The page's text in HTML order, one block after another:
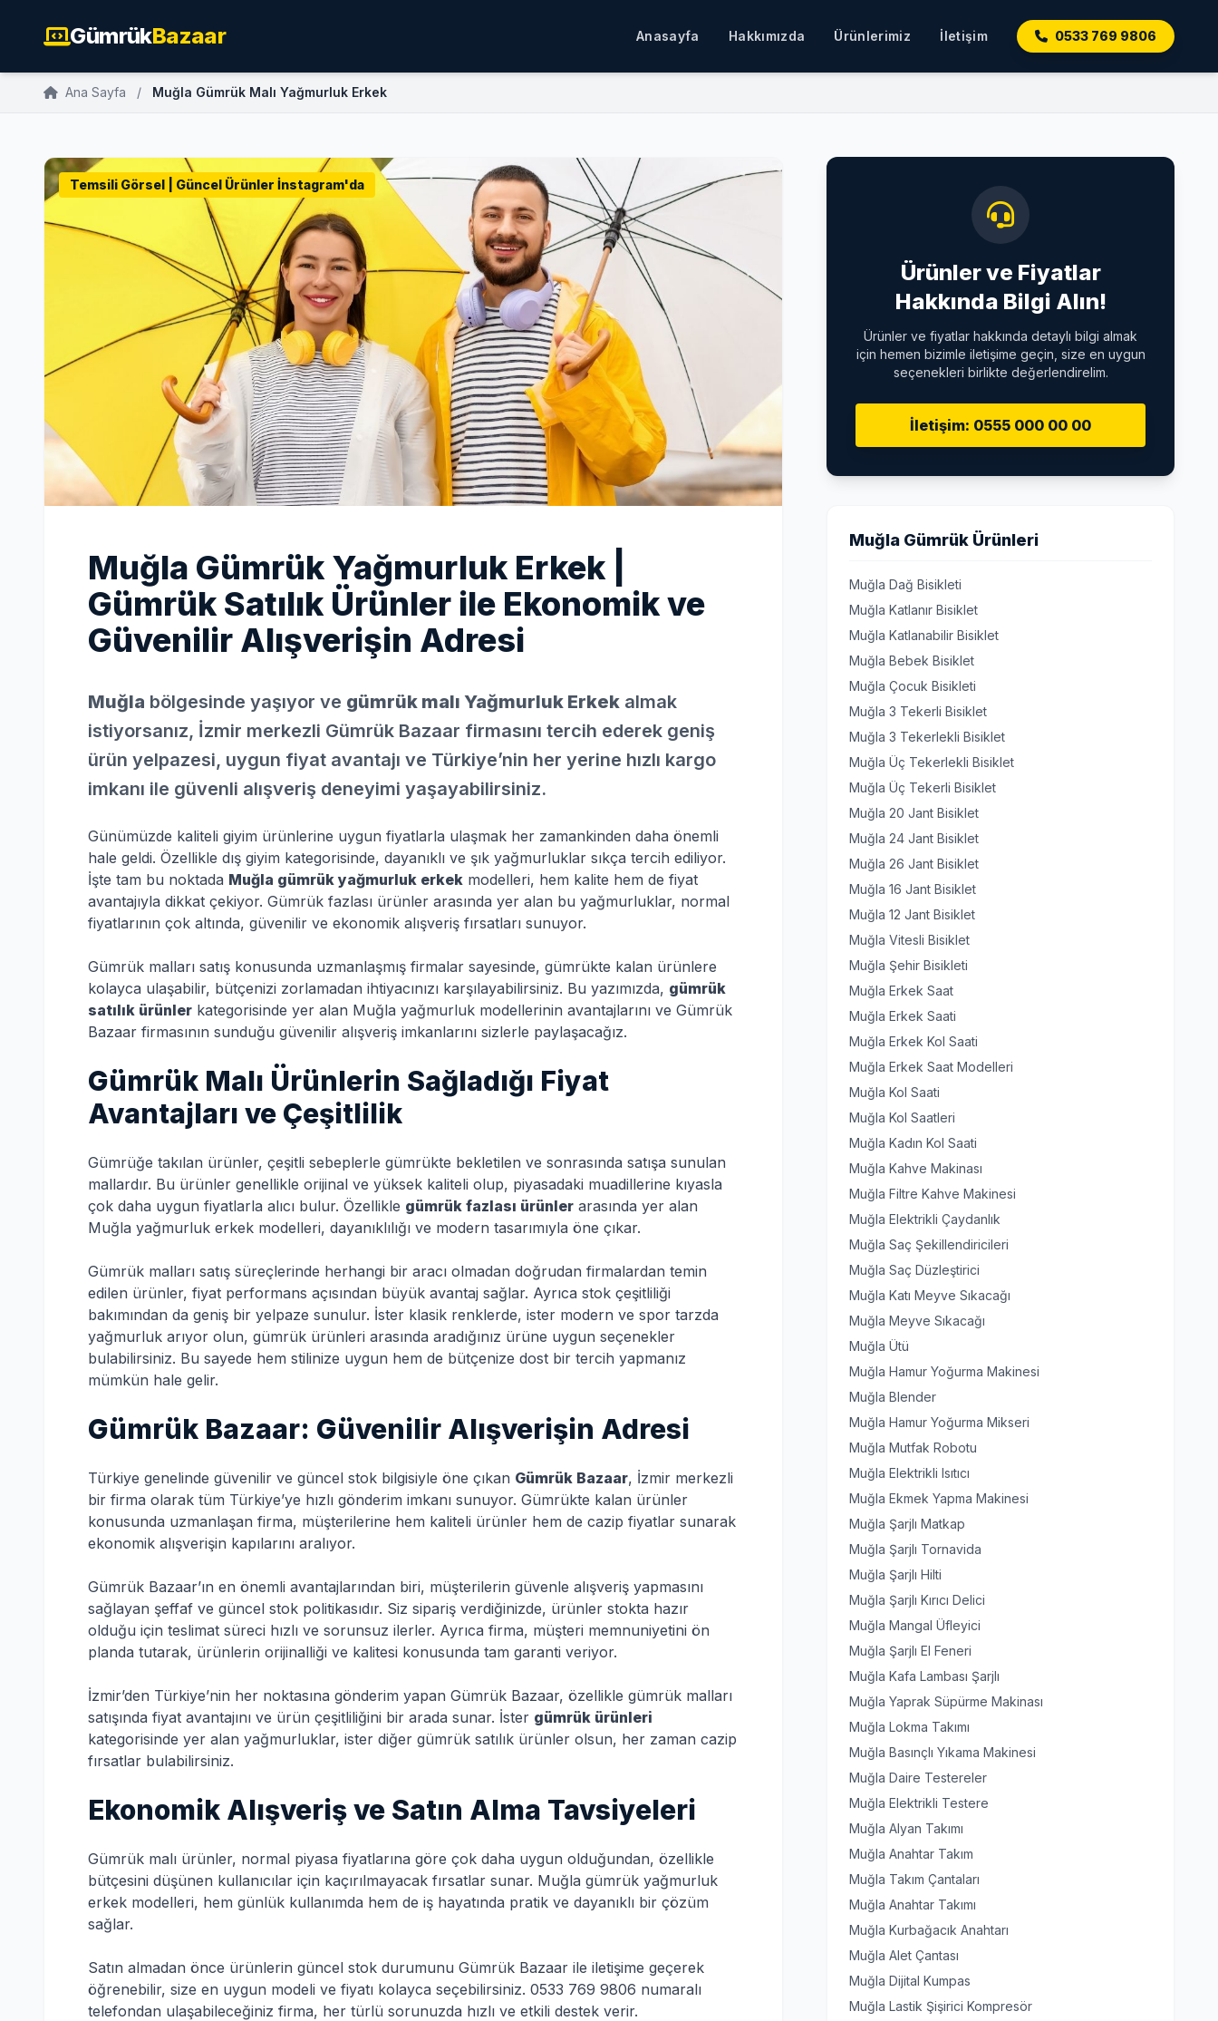
GümrükBazaar Anasayfa Hakkımızda Ürünlerimiz İletişim 0533 769 9806
Ana Sayfa / Muğla Gümrük Malı Yağmurluk Erkek
Temsili Görsel | Güncel Ürünler İnstagram'da
Muğla Gümrük Yağmurluk Erkek |
Gümrük Satılık Ürünler ile Ekonomik ve
Güvenilir Alışverişin Adresi
Muğla bölgesinde yaşıyor ve gümrük malı Yağmurluk Erkek almak
istiyorsanız, İzmir merkezli Gümrük Bazaar firmasını tercih ederek geniş
ürün yelpazesi, uygun fiyat avantajı ve Türkiye’nin her yerine hızlı kargo
imkanı ile güvenli alışveriş deneyimi yaşayabilirsiniz.
Günümüzde kaliteli giyim ürünlerine uygun fiyatlarla ulaşmak her zamankinden daha önemli
hale geldi. Özellikle dış giyim kategorisinde, dayanıklı ve şık yağmurluklar sıkça tercih ediliyor.
İşte tam bu noktada Muğla gümrük yağmurluk erkek modelleri, hem kalite hem de fiyat
avantajıyla dikkat çekiyor. Gümrük fazlası ürünler arasında yer alan bu yağmurluklar, normal
fiyatlarının çok altında, güvenilir ve ekonomik alışveriş fırsatları sunuyor.
Gümrük malları satış konusunda uzmanlaşmış firmalar sayesinde, gümrükte kalan ürünlere
kolayca ulaşabilir, bütçenizi zorlamadan ihtiyacınızı karşılayabilirsiniz. Bu yazımızda, gümrük
satılık ürünler kategorisinde yer alan Muğla yağmurluk modellerinin avantajlarını ve Gümrük
Bazaar firmasının sunduğu güvenilir alışveriş imkanlarını sizlerle paylaşacağız.
Gümrük Malı Ürünlerin Sağladığı Fiyat
Avantajları ve Çeşitlilik
Gümrüğe takılan ürünler, çeşitli sebeplerle gümrükte bekletilen ve sonrasında satışa sunulan
mallardır. Bu ürünler genellikle orijinal ve yüksek kaliteli olup, piyasadaki muadillerine kıyasla
çok daha uygun fiyatlarla alıcı bulur. Özellikle gümrük fazlası ürünler arasında yer alan
Muğla yağmurluk erkek modelleri, dayanıklılığı ve modern tasarımıyla öne çıkar.
Gümrük malları satış süreçlerinde herhangi bir aracı olmadan doğrudan firmalardan temin
edilen ürünler, fiyat performans açısından büyük avantaj sağlar. Ayrıca stok çeşitliliği
bakımından da geniş bir yelpaze sunulur. İster klasik renklerde, ister modern ve spor tarzda
yağmurluk arıyor olun, gümrük ürünleri arasında aradığınız ürüne uygun seçenekler
bulabilirsiniz. Bu sayede hem stilinize uygun hem de bütçenize dost bir tercih yapmanız
mümkün hale gelir.
Gümrük Bazaar: Güvenilir Alışverişin Adresi
Türkiye genelinde güvenilir ve güncel stok bilgisiyle öne çıkan Gümrük Bazaar, İzmir merkezli
bir firma olarak tüm Türkiye’ye hızlı gönderim imkanı sunuyor. Gümrükte kalan ürünler
konusunda uzmanlaşan firma, müşterilerine hem kaliteli ürünler hem de cazip fiyatlar sunarak
ekonomik alışverişin kapılarını aralıyor.
Gümrük Bazaar’ın en önemli avantajlarından biri, müşterilerin güvenle alışveriş yapmasını
sağlayan şeffaf ve güncel stok politikasıdır. Siz sipariş verdiğinizde, ürünler stokta hazır
olduğu için teslimat süreci hızlı ve sorunsuz ilerler. Ayrıca firma, müşteri memnuniyetini ön
planda tutarak, ürünlerin orijinalliği ve kalitesi konusunda tam garanti veriyor.
İzmir’den Türkiye’nin her noktasına gönderim yapan Gümrük Bazaar, özellikle gümrük malları
satışında fiyat avantajını ve ürün çeşitliliğini bir arada sunar. İster gümrük ürünleri
kategorisinde yer alan yağmurluklar, ister diğer gümrük satılık ürünler olsun, her zaman cazip
fırsatlar bulabilirsiniz.
Ekonomik Alışveriş ve Satın Alma Tavsiyeleri
Gümrük malı ürünler, normal piyasa fiyatlarına göre çok daha uygun olduğundan, özellikle
bütçesini düşünen kullanıcılar için kaçırılmayacak fırsatlar sunar. Muğla gümrük yağmurluk
erkek modelleri, hem günlük kullanımda hem de iş hayatında pratik ve dayanıklı bir çözüm
sağlar.
Satın almadan önce ürünlerin güncel stok durumunu Gümrük Bazaar ile iletişime geçerek
öğrenebilir, size en uygun modeli ve fiyatı kolayca seçebilirsiniz. 0533 769 9806 numaralı
telefondan ulaşabileceğiniz firma, her türlü sorunuzda hızlı ve etkili destek verir.
Ürünler ve Fiyatlar
Hakkında Bilgi Alın!
Ürünler ve fiyatlar hakkında detaylı bilgi almak
için hemen bizimle iletişime geçin, size en uygun
seçenekleri birlikte değerlendirelim.
İletişim: 0555 000 00 00
Muğla Gümrük Ürünleri
Muğla Dağ Bisikleti
Muğla Katlanır Bisiklet
Muğla Katlanabilir Bisiklet
Muğla Bebek Bisiklet
Muğla Çocuk Bisikleti
Muğla 3 Tekerli Bisiklet
Muğla 3 Tekerlekli Bisiklet
Muğla Üç Tekerlekli Bisiklet
Muğla Üç Tekerli Bisiklet
Muğla 20 Jant Bisiklet
Muğla 24 Jant Bisiklet
Muğla 26 Jant Bisiklet
Muğla 16 Jant Bisiklet
Muğla 12 Jant Bisiklet
Muğla Vitesli Bisiklet
Muğla Şehir Bisikleti
Muğla Erkek Saat
Muğla Erkek Saati
Muğla Erkek Kol Saati
Muğla Erkek Saat Modelleri
Muğla Kol Saati
Muğla Kol Saatleri
Muğla Kadın Kol Saati
Muğla Kahve Makinası
Muğla Filtre Kahve Makinesi
Muğla Elektrikli Çaydanlık
Muğla Saç Şekillendiricileri
Muğla Saç Düzleştirici
Muğla Katı Meyve Sıkacağı
Muğla Meyve Sıkacağı
Muğla Ütü
Muğla Hamur Yoğurma Makinesi
Muğla Blender
Muğla Hamur Yoğurma Mikseri
Muğla Mutfak Robotu
Muğla Elektrikli Isıtıcı
Muğla Ekmek Yapma Makinesi
Muğla Şarjlı Matkap
Muğla Şarjlı Tornavida
Muğla Şarjlı Hilti
Muğla Şarjlı Kırıcı Delici
Muğla Mangal Üfleyici
Muğla Şarjlı El Feneri
Muğla Kafa Lambası Şarjlı
Muğla Yaprak Süpürme Makinası
Muğla Lokma Takımı
Muğla Basınçlı Yıkama Makinesi
Muğla Daire Testereler
Muğla Elektrikli Testere
Muğla Alyan Takımı
Muğla Anahtar Takım
Muğla Takım Çantaları
Muğla Anahtar Takımı
Muğla Kurbağacık Anahtarı
Muğla Alet Çantası
Muğla Dijital Kumpas
Muğla Lastik Şişirici Kompresör